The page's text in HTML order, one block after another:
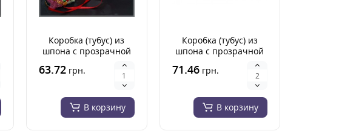
Коробка (тубус) из
шпона с прозрачной
крышкой 160Х60 мм
63.72 грн.
В корзину
Коробка (тубус) из
шпона с прозрачной
крышкой 180*60 мм
71.46грн.
В корзину